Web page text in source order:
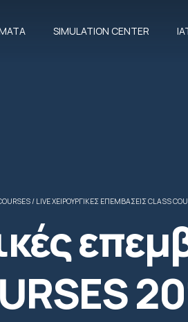
SIMULATION CENTER
/ LIVE ΧΕΙΡΟΥΡΓΙΚΈΣ ΕΠΕΜΒΆΣΕΙΣ CLASS